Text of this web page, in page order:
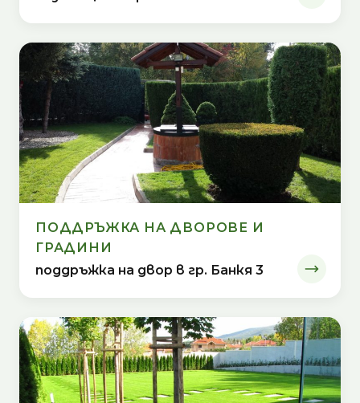
ПОДДРЪЖКА НА ДВОРОВЕ И
ГРАДИНИ
поддръжка на двор в гр. Банкя 3